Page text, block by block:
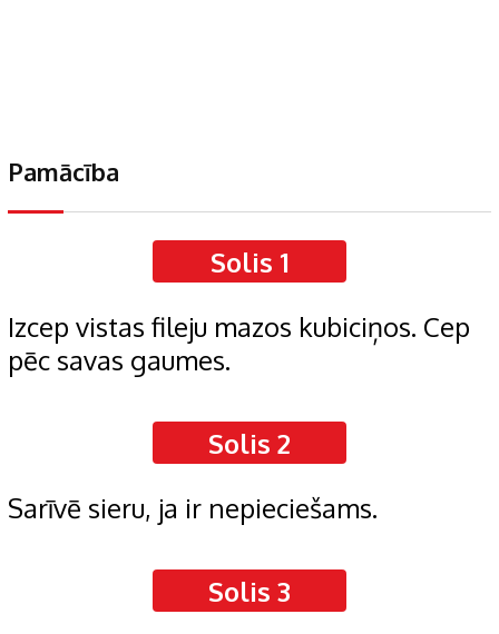
Pamācība
Solis 1
Izcep vistas fileju mazos kubiciņos. Cep
pēc savas gaumes.
Solis 2
Sarīvē sieru, ja ir nepieciešams.
Solis 3